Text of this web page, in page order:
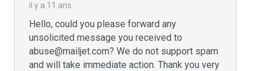
il y a 11 ans
Hello, could you please forward any
unsolicited message you received to
abuse@mailjet.com? We do not support spam
and will take immediate action. Thank you very